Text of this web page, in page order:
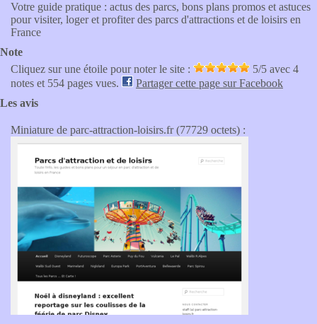
Votre guide pratique : actus des parcs, bons plans promos et astuces
pour visiter, loger et profiter des parcs d'attractions et de loisirs en
France
Note
Cliquez sur une étoile pour noter le site :
5/5 avec 4
notes et 554 pages vues.
Partager cette page sur Facebook
Les avis
Miniature de parc-attraction-loisirs.fr (77729 octets) :